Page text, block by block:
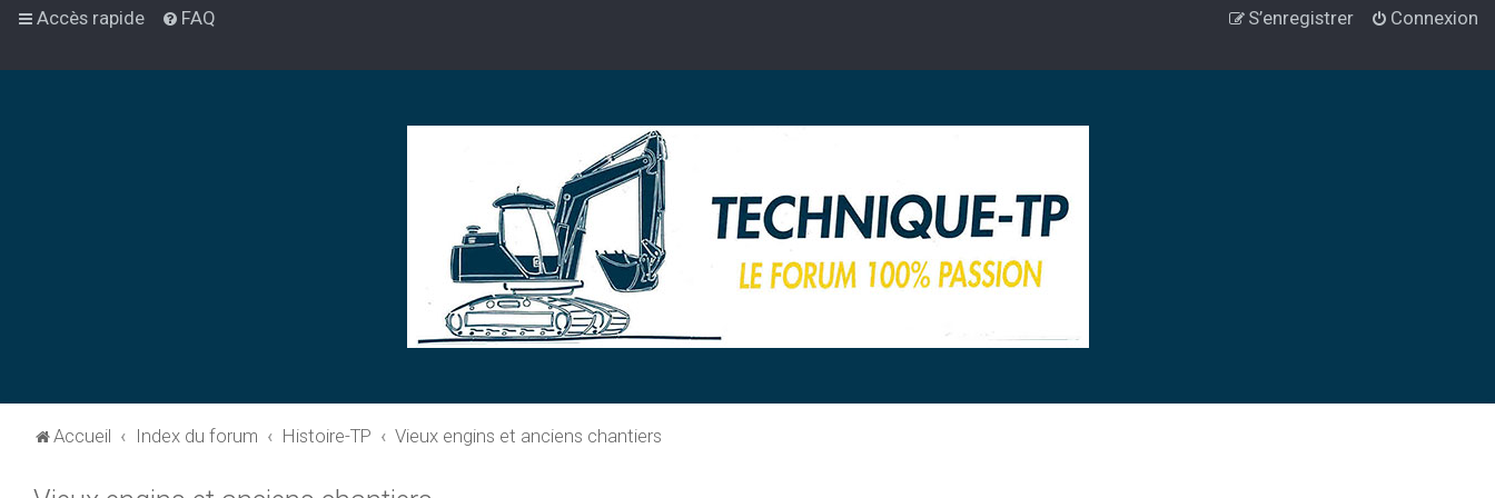
Accès rapide FAQ Connexion
S’enregistrer
Accueil Index du forum Histoire-TP Vieux engins et anciens chantiers